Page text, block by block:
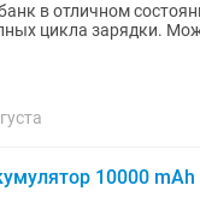
в отличном
цикла зарядки.
10000